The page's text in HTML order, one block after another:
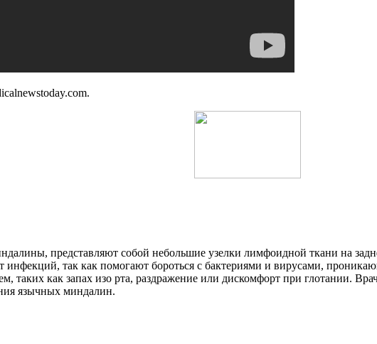
представляют собой небольшие узелки лимфоидной ткани на
инфекций, так как помогают бороться с бактериями и вирусами,
таких как запах изо рта, раздражение или дискомфорт при глотании.
язычных миндалин.